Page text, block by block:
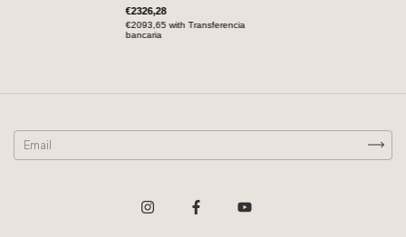
€2326,28
€2093,65with Transferencia
bancaria